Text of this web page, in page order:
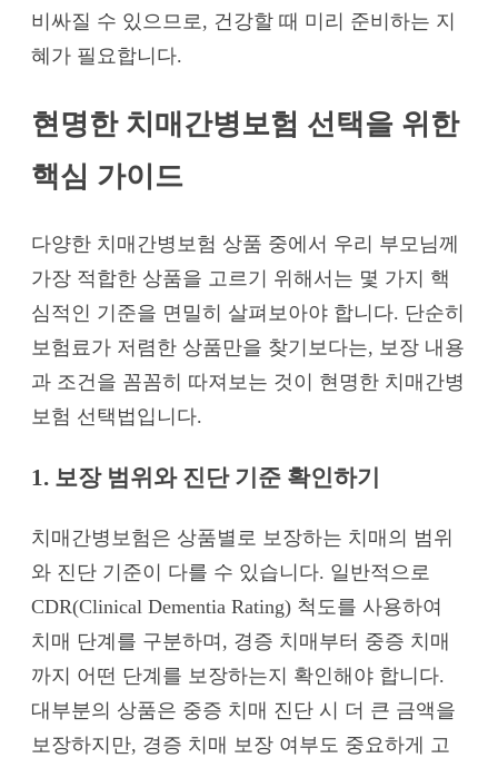
비싸질 수 있으므로, 건강할 때 미리 준비하는 지
혜가 필요합니다.
현명한 치매간병보험 선택을 위한
핵심 가이드
다양한 치매간병보험 상품 중에서 우리 부모님께
가장 적합한 상품을 고르기 위해서는 몇 가지 핵
심적인 기준을 면밀히 살펴보아야 합니다. 단순히
보험료가 저렴한 상품만을 찾기보다는, 보장 내용
과 조건을 꼼꼼히 따져보는 것이 현명한 치매간병
보험 선택법입니다.
1. 보장 범위와 진단 기준 확인하기
치매간병보험은 상품별로 보장하는 치매의 범위
와 진단 기준이 다를 수 있습니다. 일반적으로
CDR(Clinical Dementia Rating) 척도를 사용하여
치매 단계를 구분하며, 경증 치매부터 중증 치매
까지 어떤 단계를 보장하는지 확인해야 합니다.
대부분의 상품은 중증 치매 진단 시 더 큰 금액을
보장하지만, 경증 치매 보장 여부도 중요하게 고